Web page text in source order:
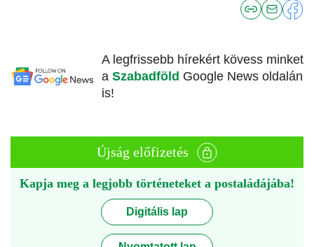
A legfrissebb hírekért kövess minket
a Szabadföld Google News oldalán
is!
Újság előfizetés
Kapja meg a legjobb történeteket a postaládájába!
Digitális lap